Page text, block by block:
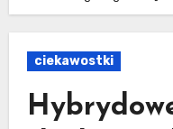
ciekawostki